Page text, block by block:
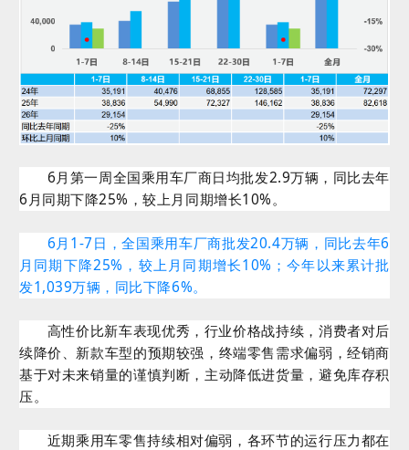
6月第一周全国乘用车厂商日均批发2.9万辆，同比去年
6月同期下降25%，较上月同期增长10%。
6月1-7日，全国乘用车厂商批发20.4万辆，同比去年6
月同期下降25%，较上月同期增长10%；今年以来累计批
发1,039万辆，同比下降6%。
高性价比新车表现优秀，行业价格战持续，消费者对后
续降价、新款车型的预期较强，终端零售需求偏弱，经销商
基于对未来销量的谨慎判断，主动降低进货量，避免库存积
压。
近期乘用车零售持续相对偏弱，各环节的运行压力都在